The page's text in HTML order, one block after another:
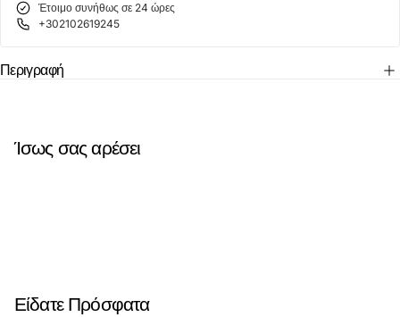
Έτοιμο συνήθως σε 24 ώρες
+302102619245
Περιγραφή
Ίσως σας αρέσει
Είδατε Πρόσφατα